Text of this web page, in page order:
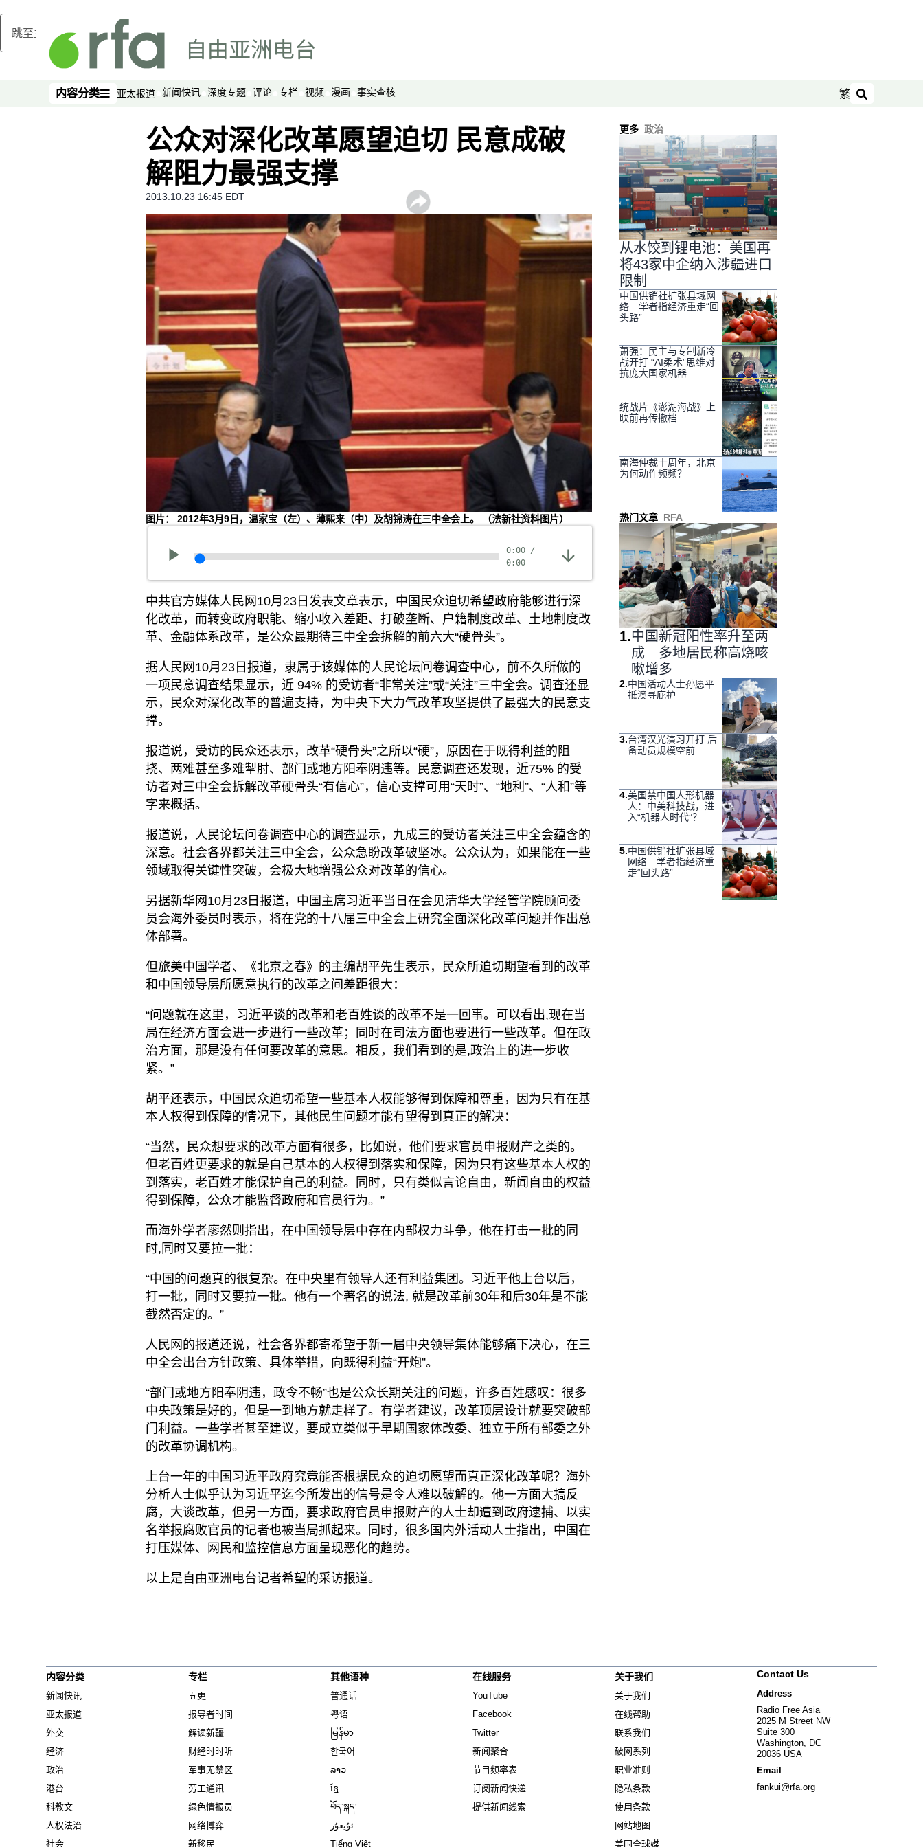
跳至主内容
内容分类
内容分类 亚太报道 新闻快讯 深度专题 评论 专栏 视频 漫画 事实查核 繁
搜索
亚洲很想聊
观点
专题与访谈
公众对深化改革愿望迫切 民意成破
解阻力最强支撑
2013.10.23 16:45 EDT
图片： 2012年3月9日，温家宝（左）、薄熙来（中）及胡锦涛在三中全会上。 （法新社资料图片）
0:00 /
0:00
中共官方媒体人民网10月23日发表文章表示，中国民众迫切希望政府能够进行深
化改革，而转变政府职能、缩小收入差距、打破垄断、户籍制度改革、土地制度改
革、金融体系改革，是公众最期待三中全会拆解的前六大“硬骨头”。
据人民网10月23日报道，隶属于该媒体的人民论坛问卷调查中心，前不久所做的
一项民意调查结果显示，近 94% 的受访者“非常关注”或“关注”三中全会。调查还显
示，民众对深化改革的普遍支持，为中央下大力气改革攻坚提供了最强大的民意支
撑。
报道说，受访的民众还表示，改革“硬骨头”之所以“硬”，原因在于既得利益的阻
挠、两难甚至多难掣肘、部门或地方阳奉阴违等。民意调查还发现，近75% 的受
访者对三中全会拆解改革硬骨头“有信心”，信心支撑可用“天时”、“地利”、“人和”等
字来概括。
报道说，人民论坛问卷调查中心的调查显示，九成三的受访者关注三中全会蕴含的
深意。社会各界都关注三中全会，公众急盼改革破坚冰。公众认为，如果能在一些
领域取得关键性突破，会极大地增强公众对改革的信心。
另据新华网10月23日报道，中国主席习近平当日在会见清华大学经管学院顾问委
员会海外委员时表示，将在党的十八届三中全会上研究全面深化改革问题并作出总
体部署。
但旅美中国学者、《北京之春》的主编胡平先生表示，民众所迫切期望看到的改革
和中国领导层所愿意执行的改革之间差距很大：
“问题就在这里，习近平谈的改革和老百姓谈的改革不是一回事。可以看出,现在当
局在经济方面会进一步进行一些改革；同时在司法方面也要进行一些改革。但在政
治方面，那是没有任何要改革的意思。相反，我们看到的是,政治上的进一步收
紧。”
胡平还表示，中国民众迫切希望一些基本人权能够得到保障和尊重，因为只有在基
本人权得到保障的情况下，其他民生问题才能有望得到真正的解决：
“当然，民众想要求的改革方面有很多，比如说，他们要求官员申报财产之类的。
但老百姓更要求的就是自己基本的人权得到落实和保障，因为只有这些基本人权的
到落实，老百姓才能保护自己的利益。同时，只有类似言论自由，新闻自由的权益
得到保障，公众才能监督政府和官员行为。”
而海外学者廖然则指出，在中国领导层中存在内部权力斗争，他在打击一批的同
时,同时又要拉一批：
“中国的问题真的很复杂。在中央里有领导人还有利益集团。习近平他上台以后，
打一批，同时又要拉一批。他有一个著名的说法, 就是改革前30年和后30年是不能
截然否定的。”
人民网的报道还说，社会各界都寄希望于新一届中央领导集体能够痛下决心，在三
中全会出台方针政策、具体举措，向既得利益“开炮”。
“部门或地方阳奉阴违，政令不畅”也是公众长期关注的问题，许多百姓感叹：很多
中央政策是好的，但是一到地方就走样了。有学者建议，改革顶层设计就要突破部
门利益。一些学者甚至建议，要成立类似于早期国家体改委、独立于所有部委之外
的改革协调机构。
上台一年的中国习近平政府究竟能否根据民众的迫切愿望而真正深化改革呢？海外
分析人士似乎认为习近平迄今所发出的信号是令人难以破解的。他一方面大搞反
腐，大谈改革，但另一方面，要求政府官员申报财产的人士却遭到政府逮捕、以实
名举报腐败官员的记者也被当局抓起来。同时，很多国内外活动人士指出，中国在
打压媒体、网民和监控信息方面呈现恶化的趋势。
以上是自由亚洲电台记者希望的采访报道。
更多 政治
从水饺到锂电池：美国再
将43家中企纳入涉疆进口
限制
中国供销社扩张县域网
络 学者指经济重走“回
头路”
萧强：民主与专制新冷
战开打 “AI柔术”思维对
抗庞大国家机器
统战片《澎湖海战》上
映前再传撤档
南海仲裁十周年，北京
为何动作频频？
热门文章 RFA
1.中国新冠阳性率升至两
成 多地居民称高烧咳
嗽增多
2.中国活动人士孙愿平
抵澳寻庇护
3.台湾汉光演习开打 后
备动员规模空前
4.美国禁中国人形机器
人：中美科技战，进
入“机器人时代”？
5.中国供销社扩张县域
网络 学者指经济重
走“回头路”
内容分类
新闻快讯
亚太报道
外交
经济
政治
港台
科教文
人权法治
社会
专栏
五更
报导者时间
解读新疆
财经时时听
军事无禁区
劳工通讯
绿色情报员
网络博弈
新移民
其他语种
普通话
粤语
မြန်မာ
한국어
ລາວ
ខ្មែ
བོད་སྐད།
ئۇيغۇر
Tiếng Việt
在线服务
YouTube
Facebook
Twitter
新闻聚合
节目频率表
订阅新闻快递
提供新闻线索
关于我们
关于我们
在线帮助
联系我们
破网系列
职业准则
隐私条款
使用条款
网站地图
美国全球媒
Contact Us
Address
Radio Free Asia
2025 M Street NW
Suite 300
Washington, DC
20036 USA
Email
fankui@rfa.org